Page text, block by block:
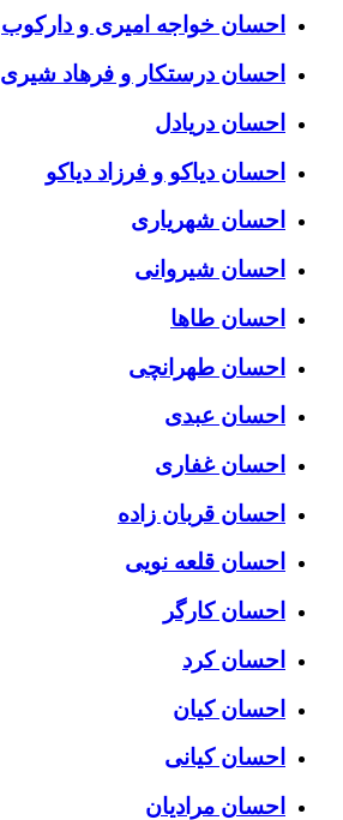
احسان خواجه امیری و دارکوب
احسان درستكار و فرهاد شيرى
احسان دریادل
احسان دیاکو و فرزاد دیاکو
احسان شهریاری
احسان شیروانی
احسان طاها
احسان طهرانچی
احسان عبدی
احسان غفاری
احسان قربان زاده
احسان قلعه نویی
احسان کارگر
احسان کرد
احسان کیان
احسان کیانی
احسان مرادیان